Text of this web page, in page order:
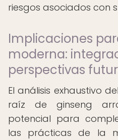
riesgos asociados con
Implicaciones
moderna:
perspectivas
El análisis exhaustivo
raíz de ginseng
potencial para
las prácticas de la